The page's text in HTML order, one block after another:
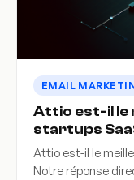
EMAIL
Attio est-il le
startups
Attio est-il le
Notre réponse